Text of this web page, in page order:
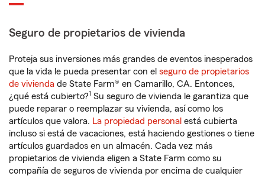
Seguro de propietarios de vivienda
Proteja sus inversiones más grandes de eventos inesperados
que la vida le pueda presentar con el seguro de propietarios
de vivienda de State Farm® en Camarillo, CA. Entonces,
¿qué está cubierto?1 Su seguro de vivienda le garantiza que
puede reparar o reemplazar su vivienda, así como los
artículos que valora. La propiedad personal está cubierta
incluso si está de vacaciones, está haciendo gestiones o tiene
artículos guardados en un almacén. Cada vez más
propietarios de vivienda eligen a State Farm como su
compañía de seguros de vivienda por encima de cualquier